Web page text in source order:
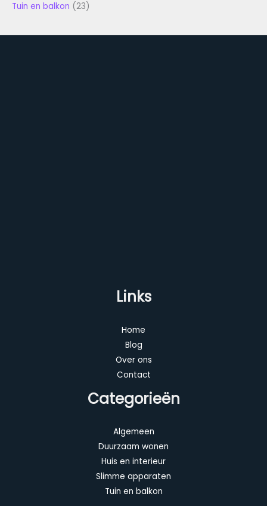
Tuin en balkon (23)
Links
Home
Blog
Over ons
Contact
Categorieën
Algemeen
Duurzaam wonen
Huis en interieur
Slimme apparaten
Tuin en balkon